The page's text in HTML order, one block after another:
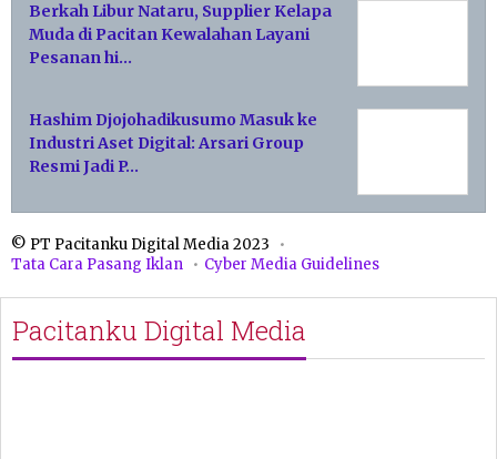
Berkah Libur Nataru, Supplier Kelapa
Muda di Pacitan Kewalahan Layani
Pesanan hi…
Hashim Djojohadikusumo Masuk ke
Industri Aset Digital: Arsari Group
Resmi Jadi P…
© PT Pacitanku Digital Media 2023
Tata Cara Pasang Iklan
Cyber Media Guidelines
Pacitanku Digital Media